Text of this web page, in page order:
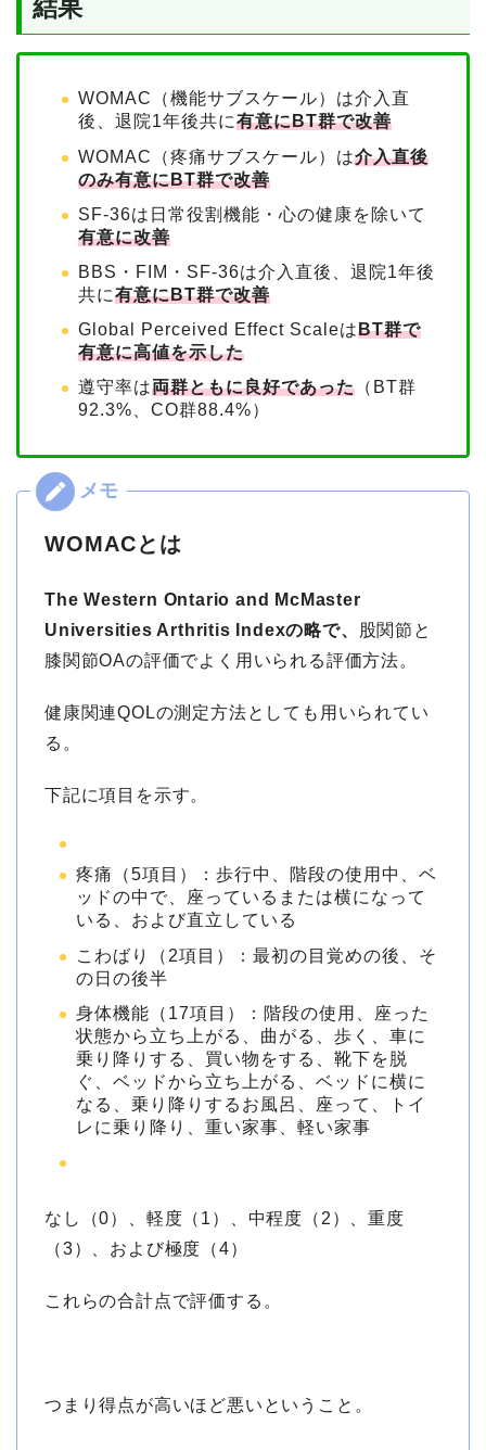
結果
WOMAC（機能サブスケール）は介入直
後、退院1年後共に有意にBT群で改善
WOMAC（疼痛サブスケール）は介入直後
のみ有意にBT群で改善
SF-36は日常役割機能・心の健康を除いて
有意に改善
BBS・FIM・SF-36は介入直後、退院1年後
共に有意にBT群で改善
Global Perceived Effect ScaleはBT群で
有意に高値を示した
遵守率は両群ともに良好であった （BT群
92.3%、CO群88.4%）
WOMACとは
The Western Ontario and McMaster
Universities Arthritis Indexの略で、
股関節と
膝関節OAの評価でよく用いられる評価方法。
健康関連QOLの測定方法としても用いられてい
る。
下記に項目を示す。
疼痛（5項目）：歩行中、階段の使用中、ベ
ッドの中で、座っているまたは横になって
いる、および直立している
こわばり（2項目）：最初の目覚めの後、そ
の日の後半
身体機能（17項目）：階段の使用、座った
状態から立ち上がる、曲がる、歩く、車に
乗り降りする、買い物をする、靴下を脱
ぐ、ベッドから立ち上がる、ベッドに横に
なる、乗り降りするお風呂、座って、トイ
レに乗り降り、重い家事、軽い家事
なし（0）、軽度（1）、中程度（2）、重度
（3）、および極度（4）
これらの合計点で評価する。
つまり得点が高いほど悪いということ。